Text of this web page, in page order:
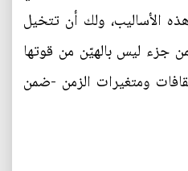
الأساليب، ولك أن تتخيل
جزء ليس بالهيّن من قوتها
ومتغيرات الزمن -ضمن